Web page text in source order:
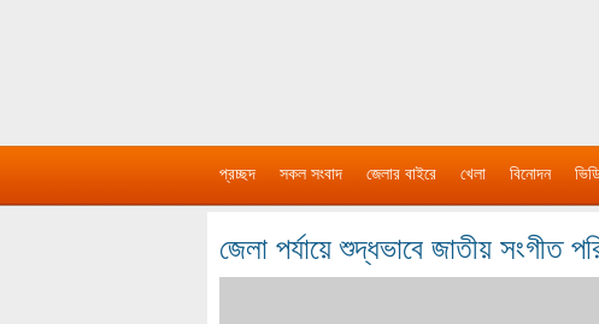
প্রচ্ছদ সকল সংবাদ জেলার বাইরে খেলা বিনোদন
জেলা পর্যায়ে শুদ্ধভাবে জাতীয় সংগীত